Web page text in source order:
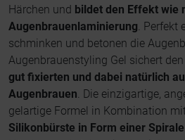
Härchen und bildet den Effekt wie
Augenbrauenlaminierung .
schminken und betonen die
Augenbrauenstyling Gel sichert den
gut fixierten und dabei natürlich
Augenbrauen . Die einzigartige,
gelartige Formel in Kombination
Silikonbürste in Form einer Spirale